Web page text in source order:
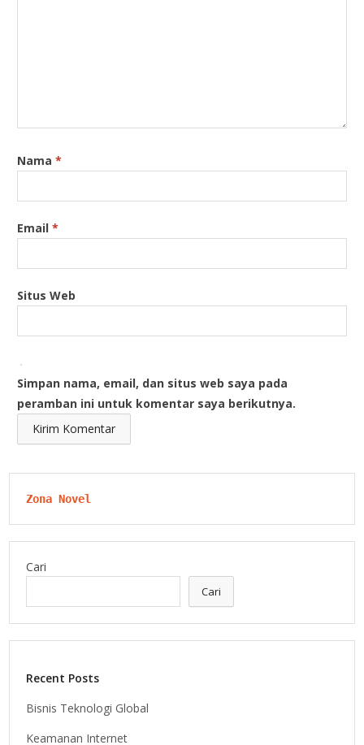
Nama*
Email*
Situs Web
Simpan nama, email, dan situs web saya pada
peramban ini untuk komentar saya berikutnya.
Zona Novel
Cari
Cari
Recent Posts
Bisnis Teknologi Global
Keamanan Internet